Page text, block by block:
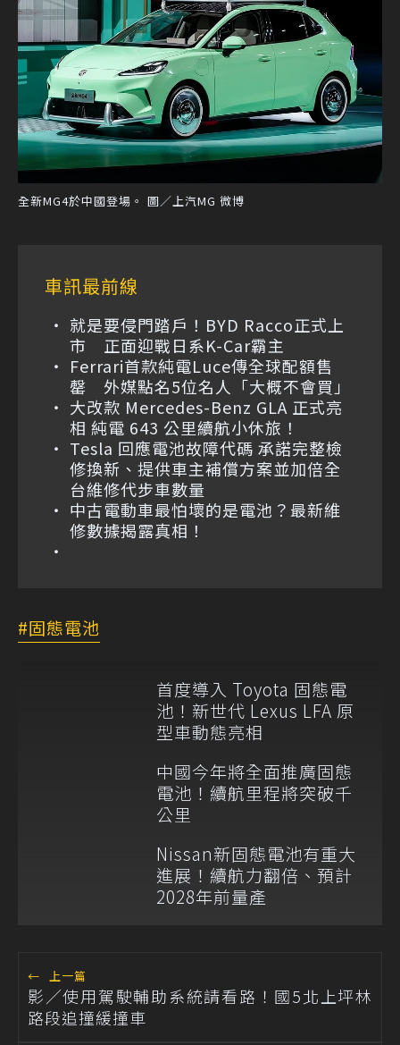
全新MG4於中國登場。 圖／上汽MG 微博
車訊最前線
就是要侵門踏戶！BYD Racco正式上
市 正面迎戰日系K-Car霸主
Ferrari首款純電Luce傳全球配額售
罄 外媒點名5位名人「大概不會買」
大改款 Mercedes-Benz GLA 正式亮
相 純電 643 公里續航小休旅！
Tesla 回應電池故障代碼 承諾完整檢
修換新、提供車主補償方案並加倍全
台維修代步車數量
中古電動車最怕壞的是電池？最新維
修數據揭露真相！
固態電池
首度導入 Toyota 固態電
池！新世代 Lexus LFA 原
型車動態亮相
中國今年將全面推廣固態
電池！續航里程將突破千
公里
Nissan新固態電池有重大
進展！續航力翻倍、預計
2028年前量產
← 上一篇
影／使用駕駛輔助系統請看路！國5北上坪林
路段追撞緩撞車